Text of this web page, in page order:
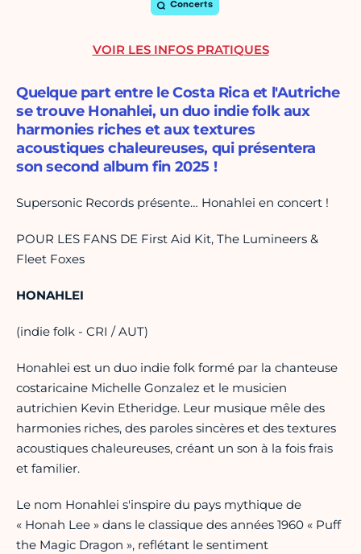
Concerts
Quelque part entre le Costa Rica et l'Autriche
se trouve Honahlei, un duo indie folk aux
harmonies riches et aux textures
acoustiques chaleureuses, qui présentera
son second album fin 2025 !
Supersonic Records présente… Honahlei en concert !
POUR LES FANS DE First Aid Kit, The Lumineers &
Fleet Foxes
HONAHLEI
(indie folk - CRI / AUT)
Honahlei est un duo indie folk formé par la chanteuse
costaricaine Michelle Gonzalez et le musicien
autrichien Kevin Etheridge. Leur musique mêle des
harmonies riches, des paroles sincères et des textures
acoustiques chaleureuses, créant un son à la fois frais
et familier.
Le nom Honahlei s'inspire du pays mythique de
« Honah Lee » dans le classique des années 1960 « Puff
the Magic Dragon », reflétant le sentiment
VOIR LES INFOS PRATIQUES